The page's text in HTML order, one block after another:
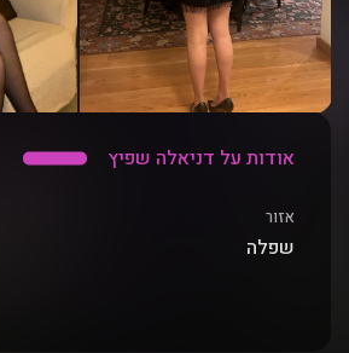
אודות על דניאלה שפיץ
אזור
שפלה